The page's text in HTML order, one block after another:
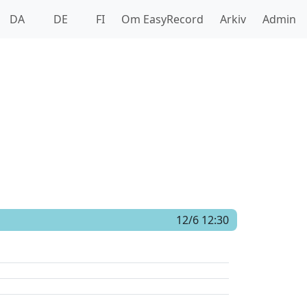
DA DE FI Om EasyRecord Arkiv Admin
12/6 12:30